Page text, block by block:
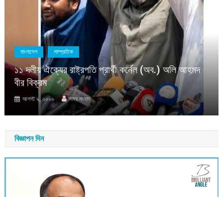
বাংলাদেশ সাম্প্রতিক
১১ দলীয় ঐক্যের রাষ্ট্রপতি প্রার্থী কর্নেল (অব.) অলি আহমদ
বীর বিক্রম
আগস্ট ৯, ২০২৬ সময় সংবাদ
বিজ্ঞাপন দিন